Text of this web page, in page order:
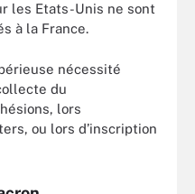
les Etats-Unis ne sont
à la France.
nécessité
du
lors
ou lors d’inscription